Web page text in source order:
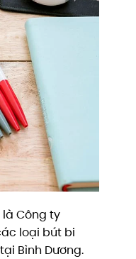
là Công ty
loại bút bi
Bình Dương.